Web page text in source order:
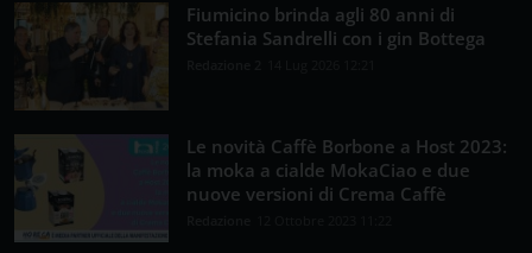
Fiumicino brinda agli 80 anni di
Stefania Sandrelli con i gin Bottega
Le novità Caffè Borbone a Host 2023:
la moka a cialde MokaCiao e due
nuove versioni di Crema Caffè